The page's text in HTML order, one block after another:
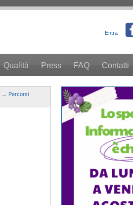
Entra
Qualità Press FAQ Contatti
→ Percorsi